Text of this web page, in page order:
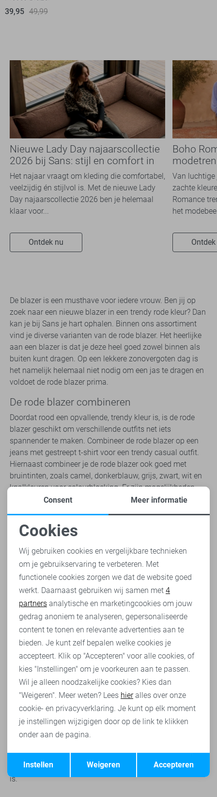
39,95 49,99
Nieuwe Lady Day najaarscollectie
2026 bij Sans: stijl en comfort in
travelkwaliteit
Het najaar vraagt om kleding die comfortabel,
veelzijdig én stijlvol is. Met de nieuwe Lady
Day najaarscollectie 2026 ben je helemaal
klaar voor...
Ontdek nu
Boho
overal
Van luchtige
zachte
Romance
het
De blazer is een musthave voor iedere vrouw. Ben jij op
zoek naar een nieuwe blazer in een trendy rode kleur? Dan
kan je bij Sans je hart ophalen. Binnen ons assortiment
vind je diverse varianten van de rode blazer. Het heerlijke
aan een blazer is dat je deze heel goed zowel binnen als
buiten kunt dragen. Op een lekkere zonovergoten dag is
het namelijk helemaal niet nodig om een jas te dragen en
voldoet de rode blazer prima.
De rode blazer combineren
Doordat rood een opvallende, trendy kleur is, is de rode
blazer geschikt om verschillende outfits net iets
spannender te maken. Combineer de rode blazer op een
jeans met gestreept t-shirt voor een trendy casual outfit.
Hiernaast combineer je de rode blazer ook goed met
bruintinten, zoals camel, donkerblauw, grijs, zwart, wit en
knalkleuren voor colourblocking. Er zijn mogelijkheden
genoeg met de rode blazer!
Assortiment rode dames blazers
Binnen ons assortiment vind je de rode blazer in
verschillende varianten. Kies jij voor een effen rode blazer?
Of is een blazer met rode print helemaal jouw stijl? En
moet de rode blazer getailleerd zijn? Of kies je toch voor
een langer model rode blazer? Wat ook het beste bij jouw
stijl past, je vind de geschikte rode blazer binnen ons
assortiment.
Jouw rode blazer online bestellen bij Sans
Binnen ons assortiment vind je een rode blazer van
Geisha en Aaiko. Voor ieder budget is er een mooie rode
blazer beschikbaar. Heb jij binnen ons assortiment al een
perfecte rode blazer gevonden? Tijd om deze online te
bestellen! Plaats jouw favoriete rode blazer in het
winkelmandje en betaal vervolgens gemakkelijk én veilig
voor jouw bestelling via iDeal, PayPal, Visa of Billink. Bij
Sans zorgen we ervoor dat je zo snel mogelijk een mooie
verzenden het pakketje via DHL en met track & trace,
zodat je precies weet wanneer en of je pakketje bezorgd
is.
Noodzakelijke cookies
Personalisatie cookies
Analytische cookies
Marketing cookies
Terug Opslaan
Consent Meer informatie
Cookies
Wij gebruiken cookies en vergelijkbare technieken
om je gebruikservaring te verbeteren. Met
functionele cookies zorgen we dat de website goed
werkt. Daarnaast gebruiken wij samen met 4
partners analytische en marketingcookies om jouw
gedrag anoniem te analyseren, gepersonaliseerde
content te tonen en relevante advertenties aan te
bieden. Je kunt zelf bepalen welke cookies je
accepteert. Klik op "Accepteren" voor alle cookies, of
kies "Instellingen" om je voorkeuren aan te passen.
Wil je alleen noodzakelijke cookies? Kies dan
"Weigeren". Meer weten? Lees hieralles over onze
cookie- en privacyverklaring. Je kunt op elk moment
je instellingen wijzigigen door op de link te klikken
onder aan de pagina.
Accepteren
Weigeren
Instellen